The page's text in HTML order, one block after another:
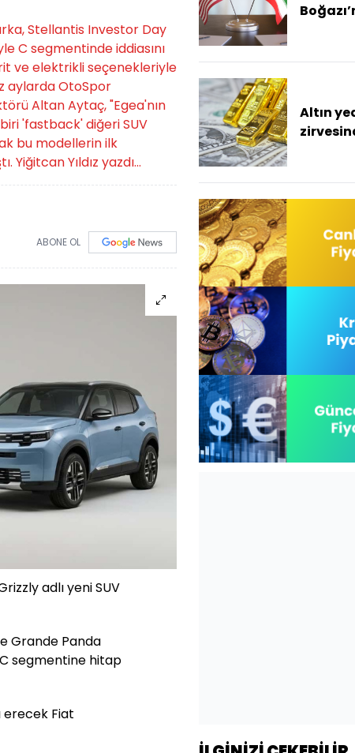
Stellantis Investor Day
C segmentinde iddiasını
ve elektrikli seçenekleriyle
aylarda OtoSpor
Altan Aytaç, "Egea'nın
'fastback' diğeri SUV
bu modellerin ilk
Yıldız yazdı...
ABONE OL
adlı yeni SUV
Grande Panda
C segmentine hitap
erecek Fiat
Altın